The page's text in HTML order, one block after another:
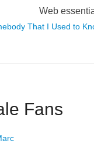
Web
That I Used to
Fans